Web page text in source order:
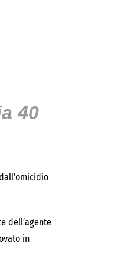
40
dell’agente
in